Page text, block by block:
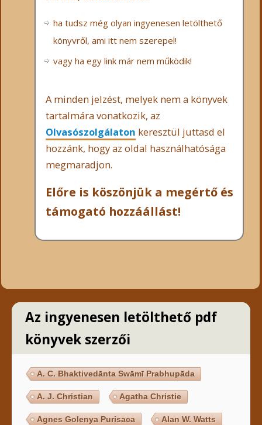
ha tudsz még olyan ingyenesen letölthető
könyvről, ami itt nem szerepel!
vagy ha egy link már nem működik!
A minden jelzést, melyek nem a könyvek
tartalmára vonatkozik, az
Olvasószolgálaton keresztül juttasd el
hozzánk, hogy az oldal használhatósága
megmaradjon.
Előre is köszönjük a megértő és
támogató hozzáállást!
Az ingyenesen letölthető pdf
könyvek szerzői
A. C. Bhaktivedānta Swāmī Prabhupāda
A. J. Christian Agatha Christie
Agnes Golenya Purisaca Alan W. Watts